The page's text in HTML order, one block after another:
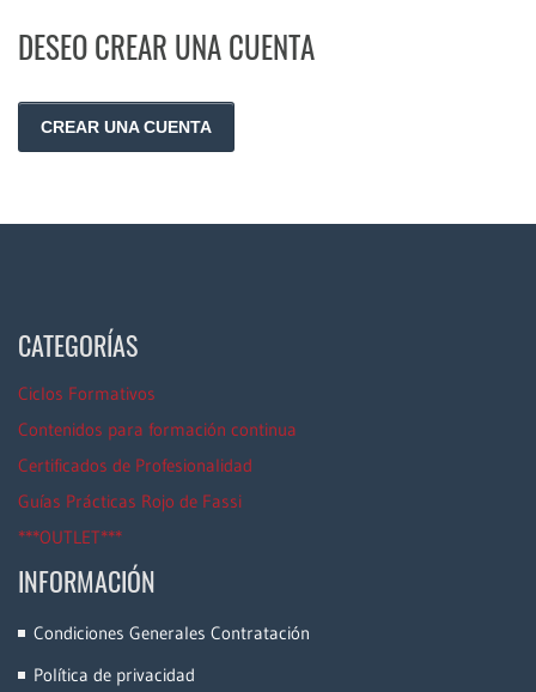
DESEO CREAR UNA CUENTA
CREAR UNA CUENTA
CATEGORÍAS
Ciclos Formativos
Contenidos para formación continua
Certificados de Profesionalidad
Guías Prácticas Rojo de Fassi
***OUTLET***
INFORMACIÓN
Condiciones Generales Contratación
Política de privacidad